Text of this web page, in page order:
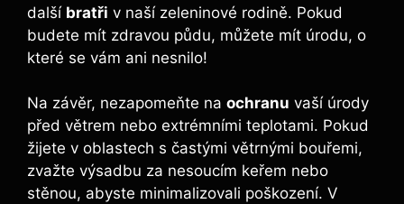
další bratři v naší zeleninové rodině. Pokud
budete mít zdravou půdu, můžete mít úrodu, o
které se vám ani nesnilo!
Na závěr, nezapomeňte na ochranu vaší úrody
před větrem nebo extrémními teplotami. Pokud
žijete v oblastech s častými větrnými bouřemi,
zvažte výsadbu za nesoucím keřem nebo
stěnou, abyste minimalizovali poškození. V